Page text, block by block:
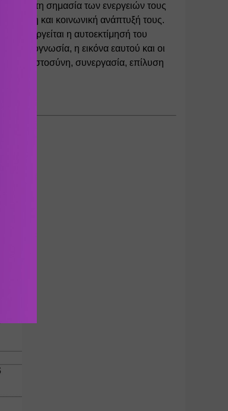
να δουν τη σημασία των ενεργειών τους
και κοινωνική ανάπτυξή τους.
καλλιεργείται η αυτοεκτίμησή του
η εικόνα εαυτού και οι
εμπιστοσύνη, συνεργασία, επίλυση